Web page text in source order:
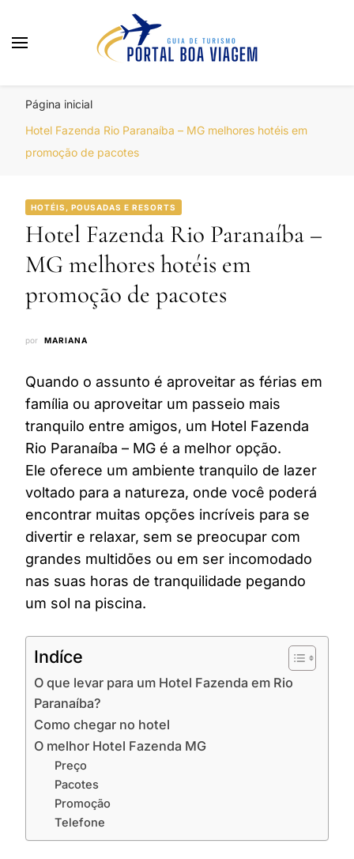
Página inicial
Hotel Fazenda Rio Paranaíba – MG melhores hotéis em
promoção de pacotes
HOTÉIS, POUSADAS E RESORTS
Hotel Fazenda Rio Paranaíba –
MG melhores hotéis em
promoção de pacotes
por MARIANA
Quando o assunto é aproveitar as férias em
família ou aproveitar um passeio mais
tranquilo entre amigos, um Hotel Fazenda
Rio Paranaíba – MG é a melhor opção.
Ele oferece um ambiente tranquilo de lazer
voltado para a natureza, onde você poderá
encontrar muitas opções incríveis para se
divertir e relaxar, sem se preocupar com
grandes multidões ou em ser incomodado
nas suas horas de tranquilidade pegando
um sol na piscina.
Indíce
O que levar para um Hotel Fazenda em Rio
Paranaíba?
Como chegar no hotel
O melhor Hotel Fazenda MG
Preço
Pacotes
Promoção
Telefone